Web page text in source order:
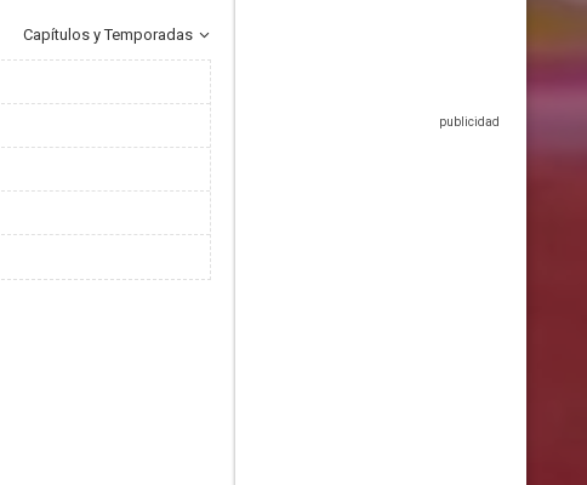
Capítulos y Temporadas